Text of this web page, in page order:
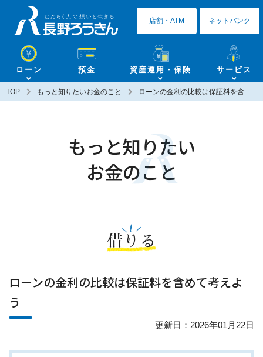
ローン 預金 資産運用・保険 サービス
店舗・ATM ネットバンク
TOP もっと知りたいお金のこと ローンの金利の比較は保証料を含めて考えよう
もっと知りたい
お金のこと
借りる
ローンの金利の比較は保証料を含めて考えよ
う
更新日：2026年01月22日